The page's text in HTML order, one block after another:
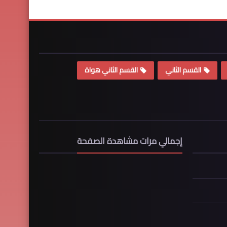
القسم الثاني القسم الثاني هواة
إجمالي مرات مشاهدة الصفحة